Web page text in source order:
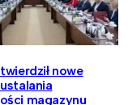
nowe
magazynu